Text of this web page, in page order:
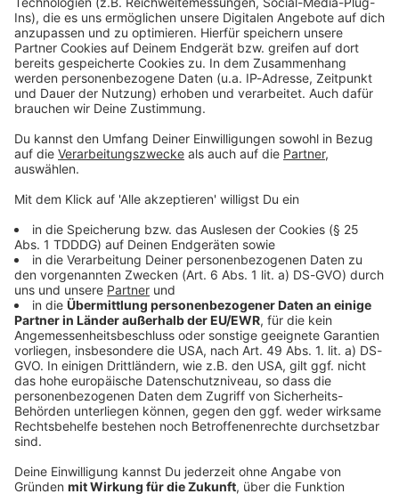
Kontaktformular
Sprachnachricht
© dpa-infocom, dpa:251231-930-482921/1
DAS KÖNNTE DICH AUCH INTERESSIEREN
Bayern
drei Vorständen